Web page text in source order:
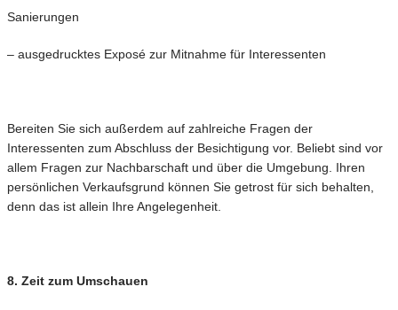
Sanierungen
– ausgedrucktes Exposé zur Mitnahme für Interessenten
Bereiten Sie sich außerdem auf zahlreiche Fragen der
Interessenten zum Abschluss der Besichtigung vor. Beliebt sind vor
allem Fragen zur Nachbarschaft und über die Umgebung. Ihren
persönlichen Verkaufsgrund können Sie getrost für sich behalten,
denn das ist allein Ihre Angelegenheit.
8. Zeit zum Umschauen